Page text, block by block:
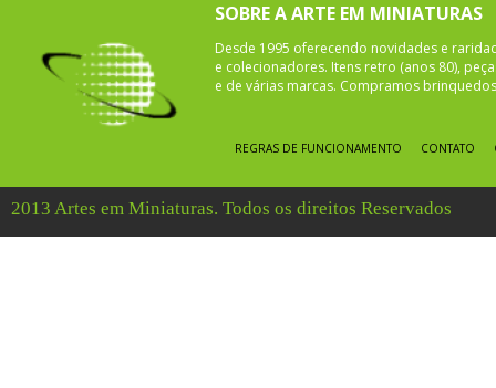
SOBRE A ARTE EM MINIATURAS
Desde 1995 oferecendo novidades e
e colecionadores. Itens retro (anos 80),
e de várias marcas. Compramos
REGRAS DE FUNCIONAMENTO CONTATO
2013 Artes em Miniaturas. Todos os direitos Reservados